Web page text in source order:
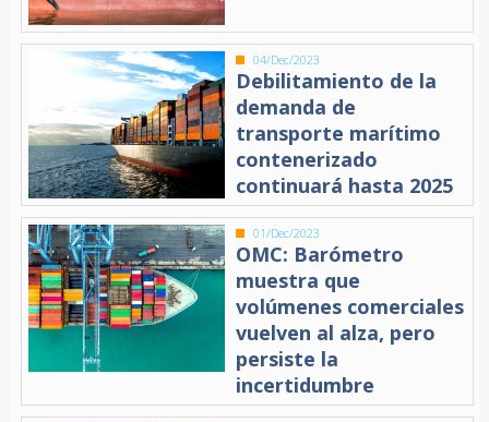
04/Dec/2023
Debilitamiento de la
demanda de
transporte marítimo
contenerizado
continuará hasta 2025
01/Dec/2023
OMC: Barómetro
muestra que
volúmenes comerciales
vuelven al alza, pero
persiste la
incertidumbre